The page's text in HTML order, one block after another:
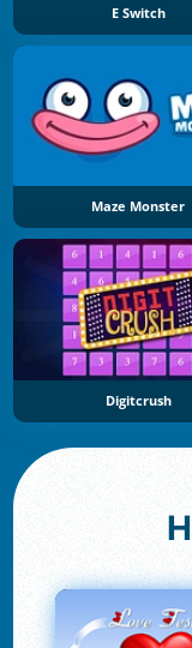
E Switch
Maze Monster
Digitcrush